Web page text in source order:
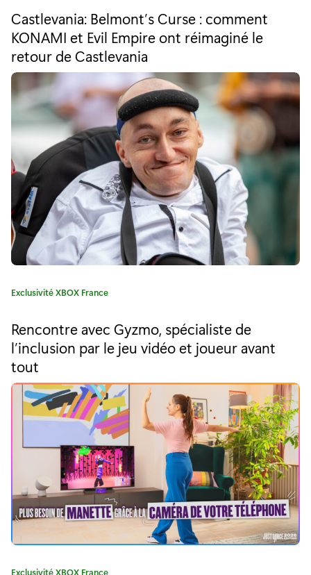
v
i
e
w
e
x
c
l
u
s
i
:
P
l
a
g
u
e
T
é
g
o
e
Castlevania: Belmont’s Curse : comment
KONAMI et Evil Empire ont réimaginé le
retour de Castlevania
C
é
g
o
Exclusivité XBOX France
Rencontre avec Gyzmo, spécialiste de
l’inclusion par le jeu vidéo et joueur avant
tout
C
Exclusivité XBOX France